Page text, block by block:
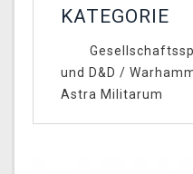
KATEGORIE
und D&D /
Astra Militarum